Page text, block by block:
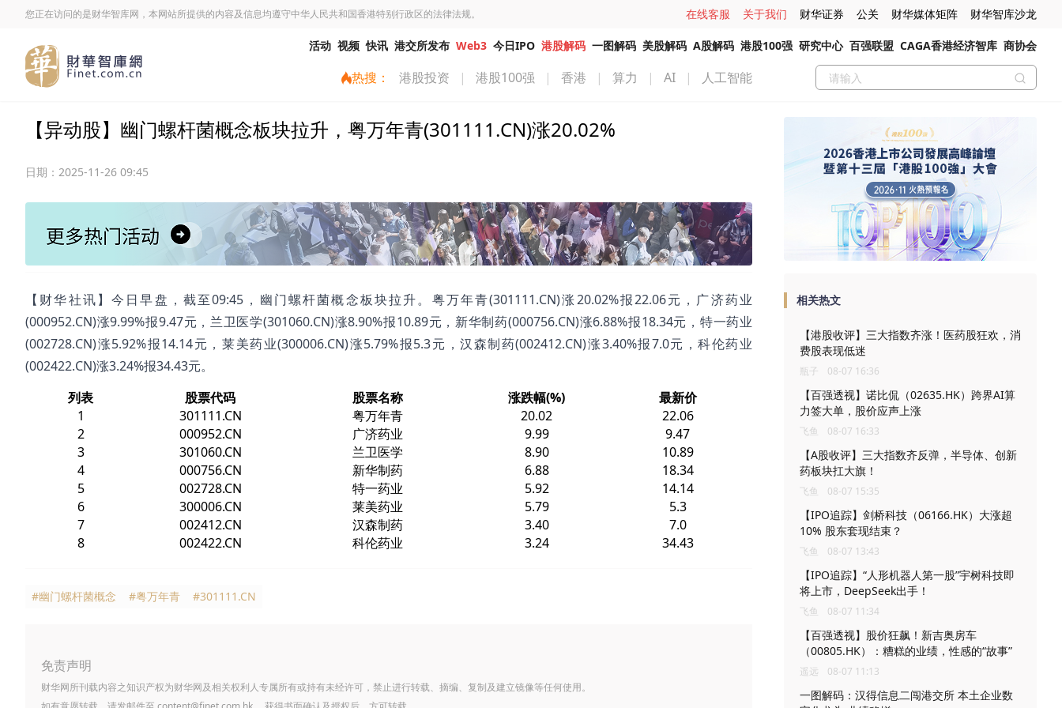
您正在访问的是财华智库网，本网站所提供的内容及信息均遵守中华人民共和国香港特别行政区的法律法规。 在线客服 关于我们 财华证券 公关 财华媒体矩阵 财华智库沙龙
活动 视频 快讯 港交所发布 Web3 今日IPO 港股解码 一图解码 美股解码 A股解码 港股100强 研究中心 百强联盟 CAGA香港经济智库 商协会
热搜： 港股投资 | 港股100强 | 香港 | 算力 | AI | 人工智能
【异动股】幽门螺杆菌概念板块拉升，粤万年青(301111.CN)涨20.02%
日期： 2025-11-26 09:45
【财华社讯】今日早盘，截至09:45，幽门螺杆菌概念板块拉升。粤万年青(301111.CN)涨20.02%报22.06元，广济药业
(000952.CN)涨9.99%报9.47元，兰卫医学(301060.CN)涨8.90%报10.89元，新华制药(000756.CN)涨6.88%报18.34元，特一药业
(002728.CN)涨5.92%报14.14元，莱美药业(300006.CN)涨5.79%报5.3元，汉森制药(002412.CN)涨3.40%报7.0元，科伦药业
(002422.CN)涨3.24%报34.43元。
列表
股票代码 股票名称 涨跌幅(%)
最新价
1
301111.CN 粤万年青 20.02
22.06
2
000952.CN 广济药业 9.99
9.47
3
301060.CN 兰卫医学 8.90
10.89
4
000756.CN 新华制药 6.88
18.34
5
002728.CN 特一药业 5.92
14.14
6
300006.CN 莱美药业 5.79
5.3
7
002412.CN 汉森制药 3.40
7.0
8
002422.CN 科伦药业 3.24 34.43
#幽门螺杆菌概念 #粤万年青 #301111.CN
免责声明
财华网所刊载内容之知识产权为财华网及相关权利人专属所有或持有未经许可，禁止进行转载、摘编、复制及建立镜像等任何使用。
相关热文
【港股收评】三大指数齐涨！医药股狂欢，消
费股表现低迷
瓶子 08-07 16:36
【百强透视】诺比侃（02635.HK）跨界AI算
力签大单，股价应声上涨
飞鱼 08-07 16:33
【A股收评】三大指数齐反弹，半导体、创新
药板块扛大旗！
飞鱼 08-07 15:35
【IPO追踪】剑桥科技（06166.HK）大涨超
10% 股东套现结束？
飞鱼 08-07 13:43
【IPO追踪】“人形机器人第一股”宇树科技即
将上市，DeepSeek出手！
飞鱼 08-07 11:34
【百强透视】股价狂飙！新吉奥房车
（00805.HK）：糟糕的业绩，性感的“故事”
遥远 08-07 11:13
一图解码：汉得信息二闯港交所 本土企业数